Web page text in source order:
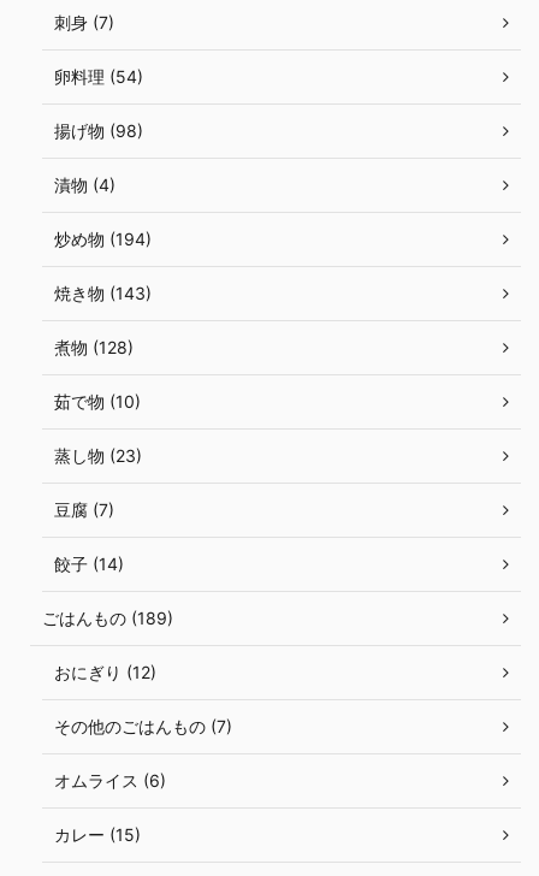
刺身 (7)
卵料理 (54)
揚げ物 (98)
漬物 (4)
炒め物 (194)
焼き物 (143)
煮物 (128)
茹で物 (10)
蒸し物 (23)
豆腐 (7)
餃子 (14)
ごはんもの (189)
おにぎり (12)
その他のごはんもの (7)
オムライス (6)
カレー (15)